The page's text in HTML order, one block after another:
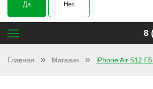
Да Нет
8
Главная Магазин iPhone Air 512